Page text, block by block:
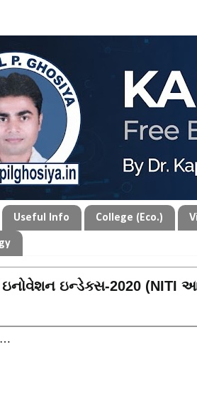
Useful Info College (Eco.)
ઇનોવેશન ઇન્ડેક્સ-2020 (NITI